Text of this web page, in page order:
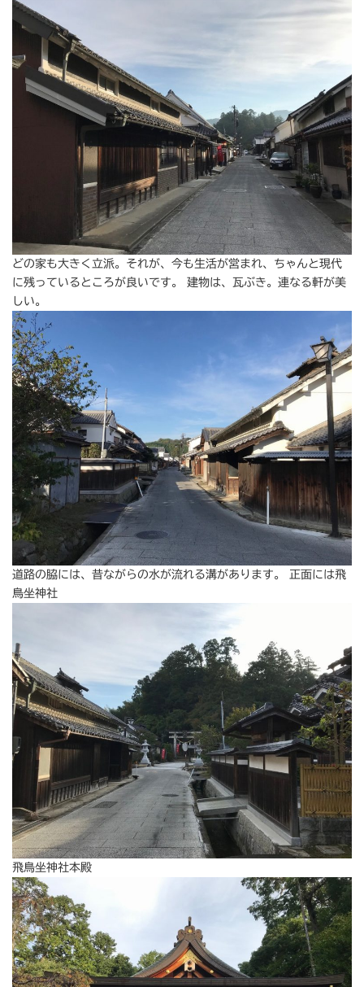
どの家も大きく立派。それが、今も生活が営まれ、ちゃんと現代
に残っているところが良いです。 建物は、瓦ぶき。連なる軒が美
しい。
道路の脇には、昔ながらの水が流れる溝があります。 正面には飛
鳥坐神社
飛鳥坐神社本殿